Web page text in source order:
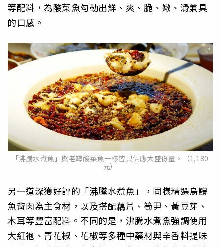
等配料，為酸菜魚勾勒出鮮、爽、脆、嫩、滑兼具
的口感。
「沸騰水煮魚」與老罈酸菜魚一樣皆只供應大盛份量。（1,180
元）
另一道深獲好評的「沸騰水煮魚」，同樣精選烏鱧
魚背肉為主食材，以及搭配藕片、筍尹、黃豆芽、
木耳等豐富配料。不同的是，沸騰水煮魚強調使用
大紅袍、青花椒、花椒等多種中藥材與辛香料提味